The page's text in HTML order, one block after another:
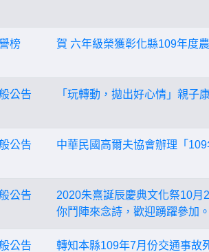
榜 賀 六年級榮獲彰化縣109年度
公告 「玩轉動，拋出好心情」親子
公告 中華民國高爾夫協會辦理「
公告
2020朱熹誕辰慶典文化祭10月
你鬥陣來念詩，歡迎踴躍參加。
公告 轉知本縣109年7月份交通事故